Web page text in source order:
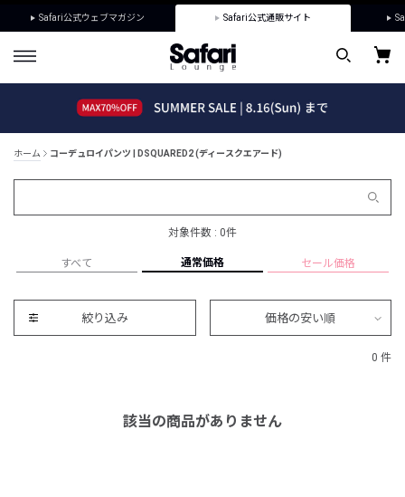
Safari公式ウェブマガジン Safari公式通販サイト
ホーム コーデュロイパンツ | DSQUARED2 (ディースクエアード)
対象件数 : 0件
すべて 通常価格 セール価格
絞り込み 価格の安い順
0 件
該当の商品がありません